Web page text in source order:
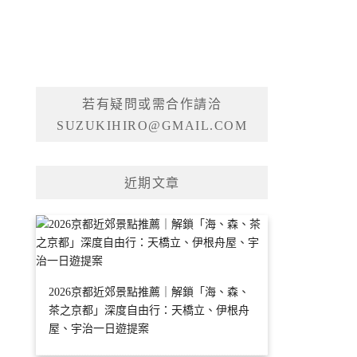
若有疑問或需合作請洽
SUZUKIHIRO@GMAIL.COM
近期文章
2026京都近郊景點推薦｜解鎖「海、森、
茶之京都」深度自由行：天橋立、伊根舟
屋、宇治一日遊提案